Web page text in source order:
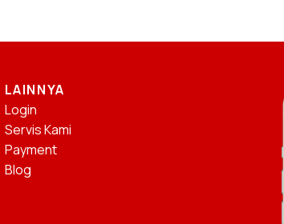
LAINNYA
Login
Servis Kami
Payment
Blog